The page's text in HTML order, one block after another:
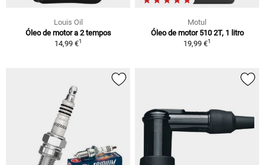
Louis Oil
Óleo de motor a 2 tempos
14,99 €1
Motul
Óleo de motor 510 2T, 1 litro
19,99 €1